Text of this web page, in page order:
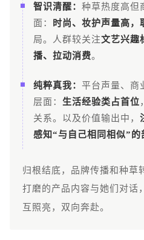
智识清醒： 种草热度高但
面：
时尚、妆护声量高，
局。人群较关注文艺兴趣
播、拉动消费。
纯粹真我： 平台声量、商
层面： 生活经验类占首位
关系。以及价值输出中，
感知“与自己相同相似”的
归根结底，品牌传播和种草
打磨的产品内容与她们对话
互照亮，双向奔赴。